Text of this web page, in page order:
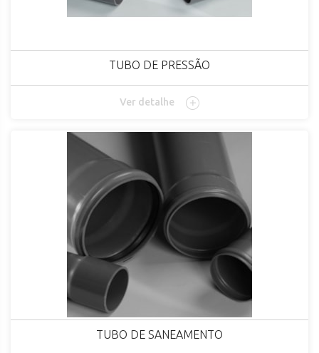
TUBO DE PRESSÃO
Ver detalhe
TUBO DE SANEAMENTO